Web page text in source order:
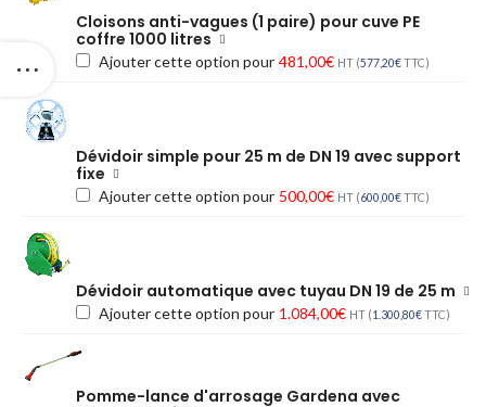
Cloisons anti-vagues (1 paire) pour cuve PE
coffre 1000 litres
Ajouter cette option pour 481,00€ HT (577,20€TTC)
Dévidoir simple pour 25 m de DN 19 avec support
fixe
Ajouter cette option pour 500,00€ HT (600,00€TTC)
Dévidoir automatique avec tuyau DN 19 de 25 m
Ajouter cette option pour 1.084,00€ HT (1.300,80€TTC)
Pomme-lance d'arrosage Gardena avec